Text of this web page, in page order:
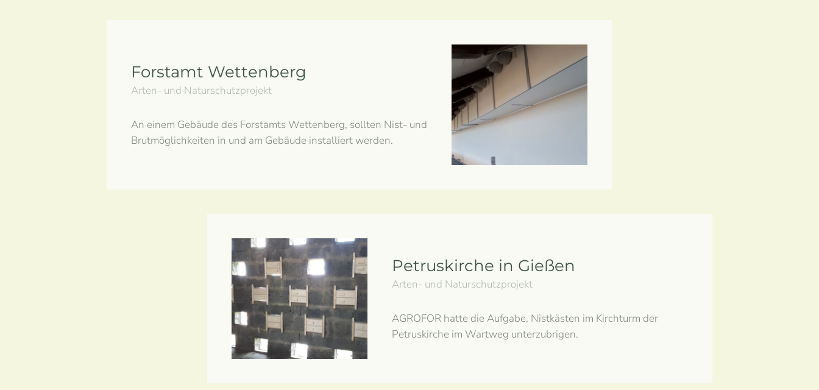
Forstamt Wettenberg
Arten- und Naturschutzprojekt
An einem Gebäude des Forstamts Wettenberg, sollten Nist- und
Brutmöglichkeiten in und am Gebäude installiert werden.
Petruskirche in Gießen
Arten- und Naturschutzprojekt
AGROFOR hatte die Aufgabe, Nistkästen im Kirchturm der
Petruskirche im Wartweg unterzubrigen.